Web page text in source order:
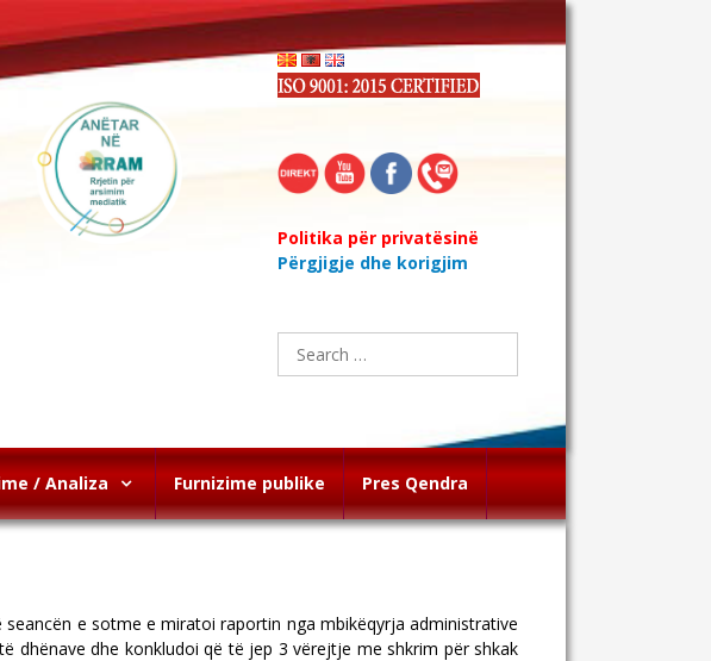
Politika për privatësinë
Përgjigje dhe korigjim
Search
for:
/ Analiza Furnizime publike Pres Qendra
e sotme e miratoi raportin nga mbikëqyrja administrative
dhënave dhe konkludoi që të jep 3 vërejtje me shkrim për shkak